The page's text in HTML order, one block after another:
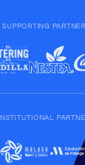
SUPPORTING
INSTITUTIONAL